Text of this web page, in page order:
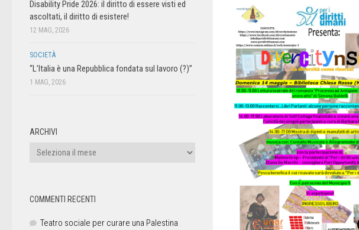
Disability Pride 2026: il diritto di essere visti ed
ascoltati, il diritto di esistere!
12 MAG, 2026
SOCIETÀ
“L’Italia è una Repubblica fondata sul lavoro (?)”
1 MAG, 2026
ARCHIVI
COMMENTI RECENTI
Teatro sociale per curare una Palestina